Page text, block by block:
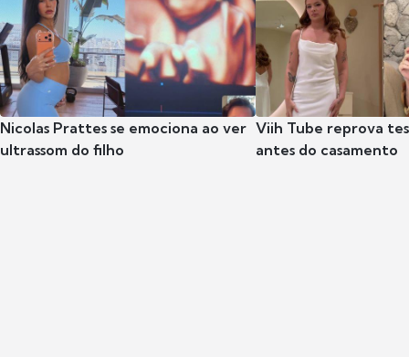
Nicolas Prattes se emociona ao ver
ultrassom do filho
Viih Tube reprova
antes do casamento